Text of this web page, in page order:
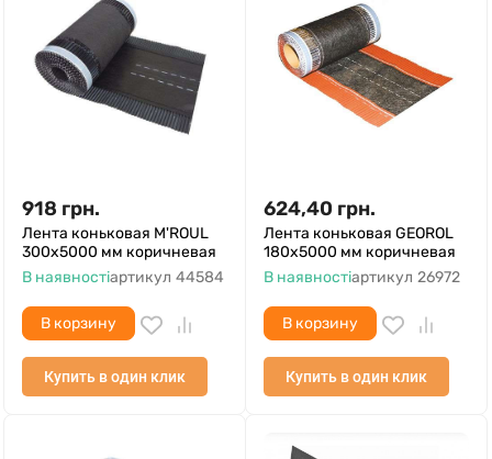
918 грн.
Лента коньковая M'ROUL
300х5000 мм коричневая
В наявностіартикул 44584
В корзину
Купить в один клик
624,40 грн.
Лента коньковая GEOROL
180х5000 мм коричневая
В наявностіартикул 26972
В корзину
Купить в один клик